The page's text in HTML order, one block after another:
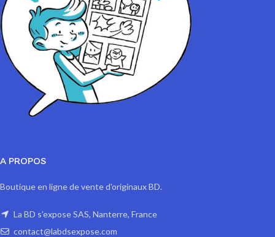
A PROPOS
Boutique en ligne de vente d'originaux BD.
La BD s'expose SAS, Nanterre, France
contact@labdsexpose.com